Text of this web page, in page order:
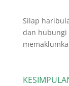
Silap
dan hubungi